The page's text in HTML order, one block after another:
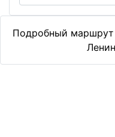
Подробный маршрут